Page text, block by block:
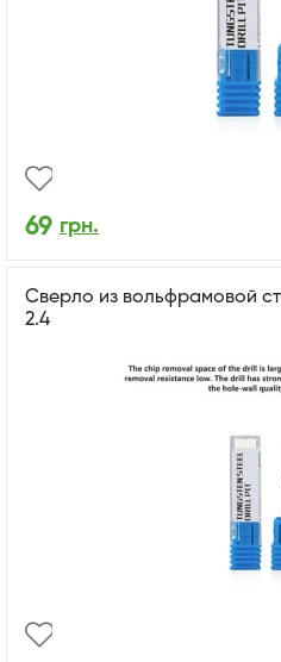
69 грн.
Сверло из вольфрамовой
2.4